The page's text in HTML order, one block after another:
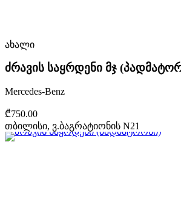
ახალი
ძრავის საყრდენი მჯ
Mercedes-Benz
₾750.00
თბილისი, ვ.ბაგრატიონის N21